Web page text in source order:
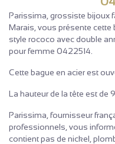
Parissima, grossiste bijoux
Marais, vous présente cette
style rococo avec double
pour femme 0422514.
Cette bague en acier est
La hauteur de la tête est de
Parissima, fournisseur
professionnels, vous
contient pas de nickel,